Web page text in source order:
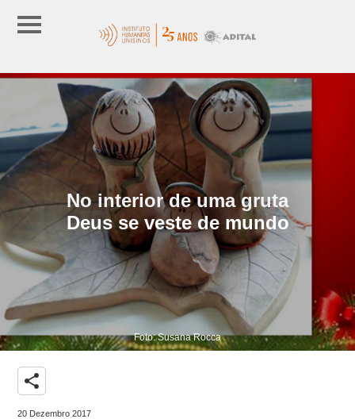
No interior de uma gruta
Deus se veste de mundo
Foto: Susana Rocca
share
20 Dezembro 2017